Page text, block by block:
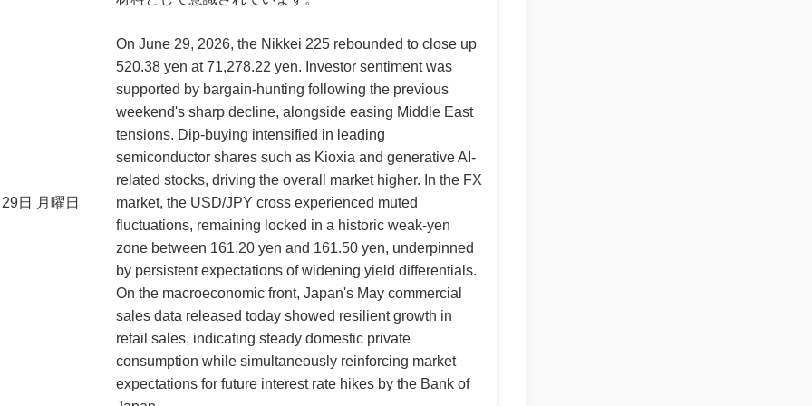
日 月曜日
On June 29, 2026, the Nikkei 225 rebounded to close up
520.38 yen at 71,278.22 yen. Investor sentiment was
supported by bargain-hunting following the previous
weekend's sharp decline, alongside easing Middle East
tensions. Dip-buying intensified in leading
semiconductor shares such as Kioxia and generative AI-
related stocks, driving the overall market higher. In the FX
market, the USD/JPY cross experienced muted
fluctuations, remaining locked in a historic weak-yen
zone between 161.20 yen and 161.50 yen, underpinned
by persistent expectations of widening yield differentials.
On the macroeconomic front, Japan's May commercial
sales data released today showed resilient growth in
retail sales, indicating steady domestic private
consumption while simultaneously reinforcing market
expectations for future interest rate hikes by the Bank of